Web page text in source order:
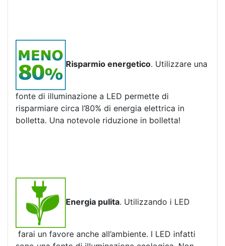
Risparmio energetico. Utilizzare una
fonte di illuminazione a LED permette di
risparmiare circa l’80% di energia elettrica in
bolletta. Una notevole riduzione in bolletta!
Energia pulita. Utilizzando i LED
farai un favore anche all’ambiente. I LED infatti